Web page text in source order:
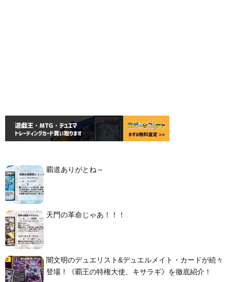
覇道ありがとね～
天門の革命じゃあ！！！
闇文明のデュエリスト&デュエルメイト・カードが続々
登場！《覇王の特権大使、キサラギ》を徹底紹介！